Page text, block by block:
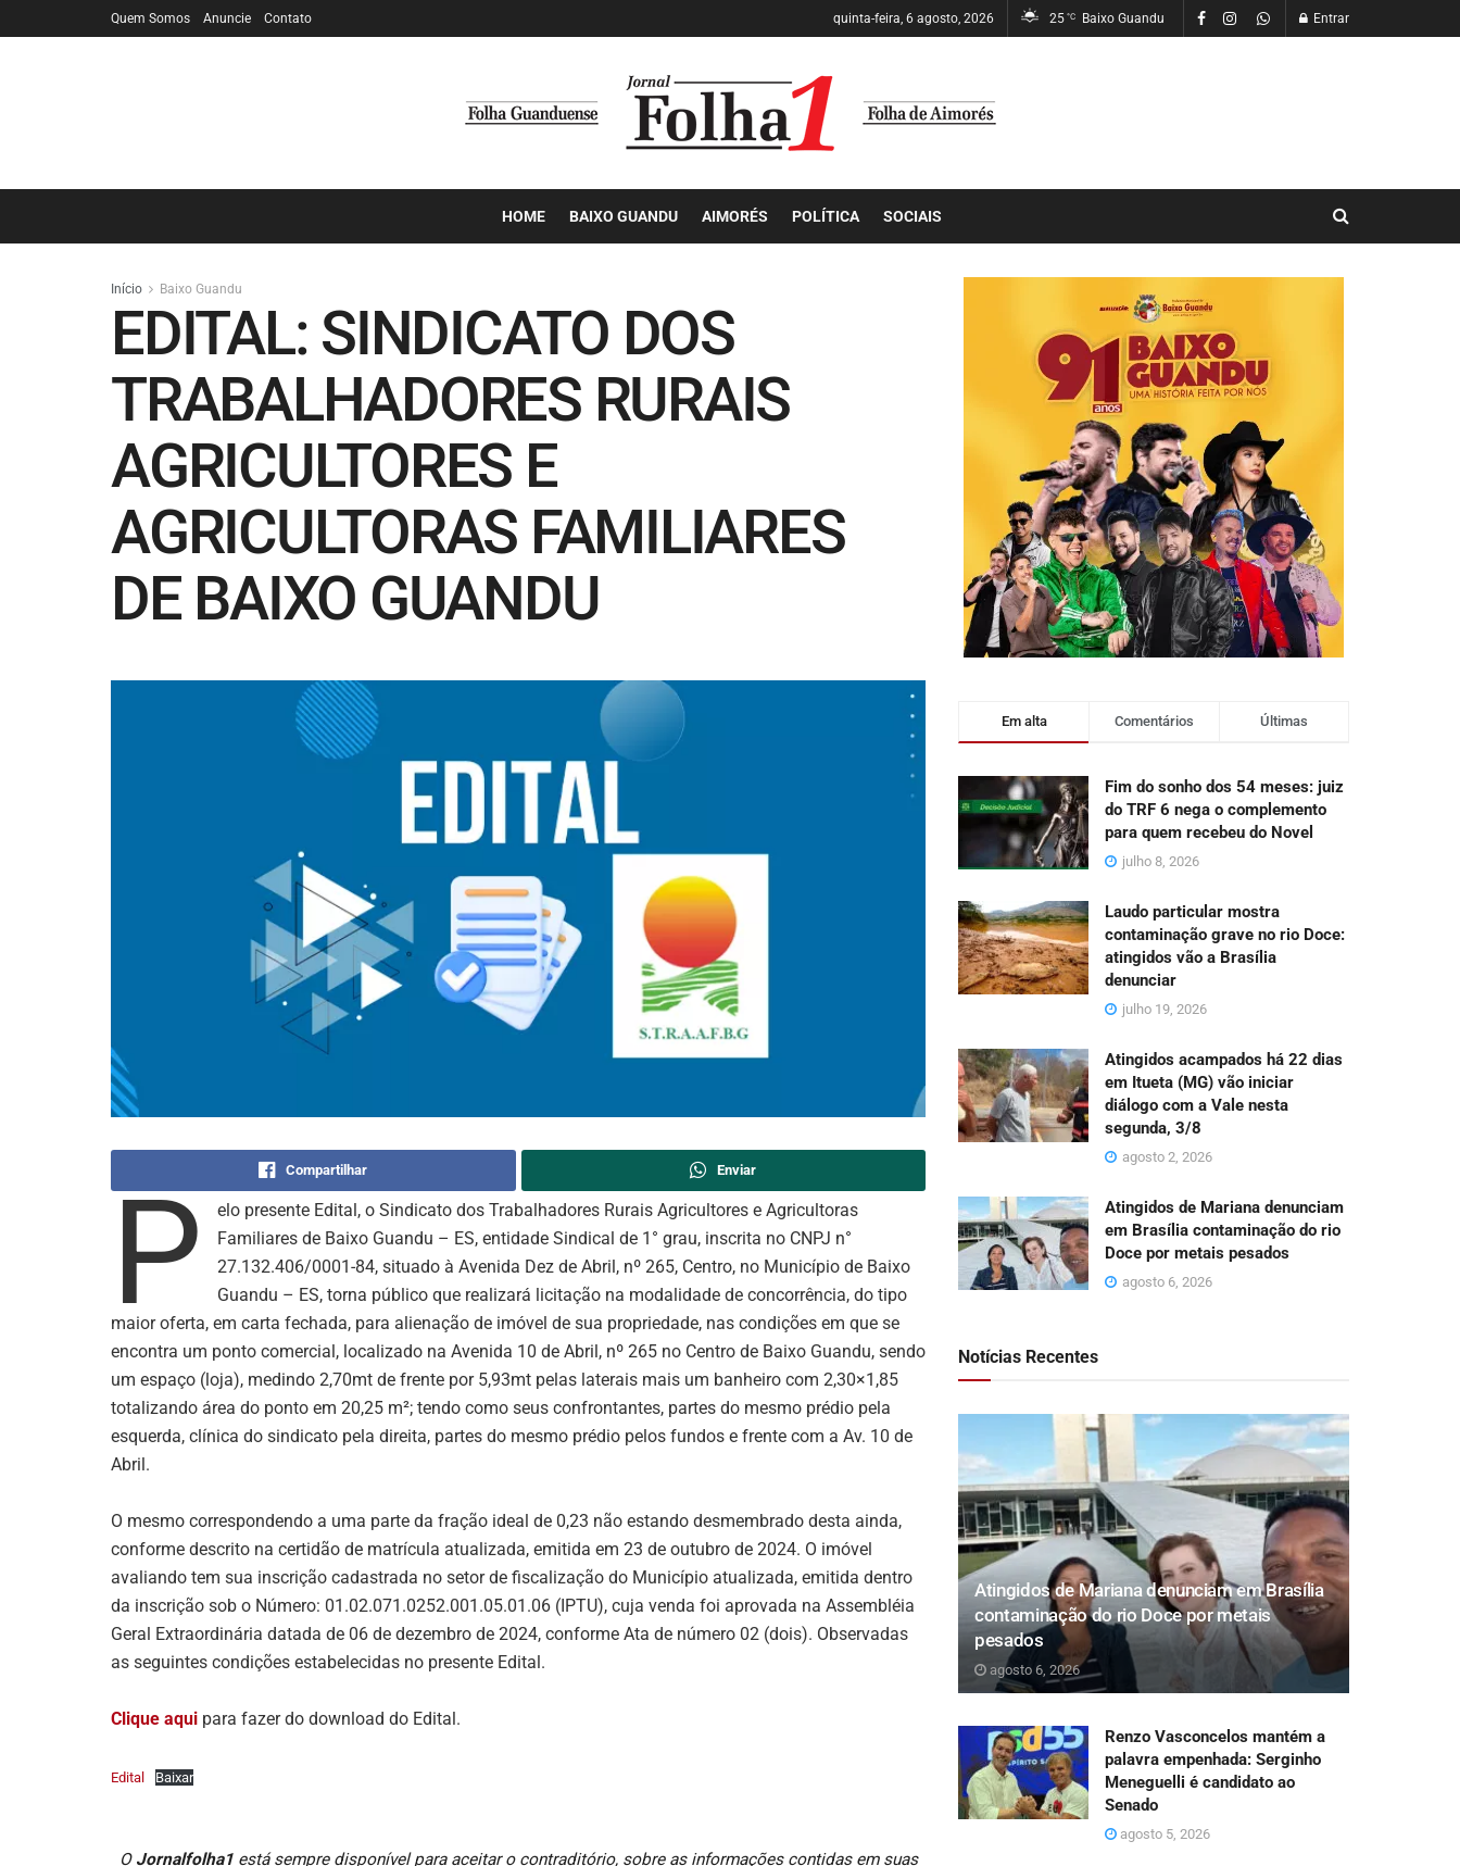
Quem Somos Anuncie Contato quinta-feira, 6 agosto, 2026 25 °C Baixo Guandu Entrar
HOME BAIXO GUANDU AIMORÉS POLÍTICA SOCIAIS
Início Baixo Guandu
EDITAL: SINDICATO DOS
TRABALHADORES RURAIS
AGRICULTORES E
AGRICULTORAS FAMILIARES
DE BAIXO GUANDU
Compartilhar Enviar
P
elo presente Edital, o Sindicato dos Trabalhadores Rurais Agricultores e Agricultoras
Familiares de Baixo Guandu – ES, entidade Sindical de 1° grau, inscrita no CNPJ n°
27.132.406/0001-84, situado à Avenida Dez de Abril, nº 265, Centro, no Município de Baixo
Guandu – ES, torna público que realizará licitação na modalidade de concorrência, do tipo
maior oferta, em carta fechada, para alienação de imóvel de sua propriedade, nas condições em que se
encontra um ponto comercial, localizado na Avenida 10 de Abril, nº 265 no Centro de Baixo Guandu, sendo
um espaço (loja), medindo 2,70mt de frente por 5,93mt pelas laterais mais um banheiro com 2,30×1,85
totalizando área do ponto em 20,25 m²; tendo como seus confrontantes, partes do mesmo prédio pela
esquerda, clínica do sindicato pela direita, partes do mesmo prédio pelos fundos e frente com a Av. 10 de
Abril.
O mesmo correspondendo a uma parte da fração ideal de 0,23 não estando desmembrado desta ainda,
conforme descrito na certidão de matrícula atualizada, emitida em 23 de outubro de 2024. O imóvel
avaliando tem sua inscrição cadastrada no setor de fiscalização do Município atualizada, emitida dentro
da inscrição sob o Número: 01.02.071.0252.001.05.01.06 (IPTU), cuja venda foi aprovada na Assembléia
Geral Extraordinária datada de 06 de dezembro de 2024, conforme Ata de número 02 (dois). Observadas
as seguintes condições estabelecidas no presente Edital.
Clique aqui para fazer do download do Edital.
Edital Baixar
O Jornalfolha1está sempre disponível para aceitar o contraditório, sobre as informações contidas em suas
Em alta Comentários Últimas
Fim do sonho dos 54 meses: juiz
do TRF 6 nega o complemento
para quem recebeu do Novel
julho 8, 2026
Laudo particular mostra
contaminação grave no rio Doce:
atingidos vão a Brasília
denunciar
julho 19, 2026
Atingidos acampados há 22 dias
em Itueta (MG) vão iniciar
diálogo com a Vale nesta
segunda, 3/8
agosto 2, 2026
Atingidos de Mariana denunciam
em Brasília contaminação do rio
Doce por metais pesados
agosto 6, 2026
Notícias Recentes
Atingidos de Mariana denunciam em Brasília
contaminação do rio Doce por metais
pesados
agosto 6, 2026
Renzo Vasconcelos mantém a
palavra empenhada: Serginho
Meneguelli é candidato ao
Senado
agosto 5, 2026